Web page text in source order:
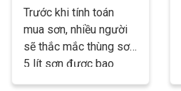
nhiêu m2?
Trước khi tính toán
mua sơn, nhiều người
sẽ thắc mắc thùng sơn
5 lít sơn được bao